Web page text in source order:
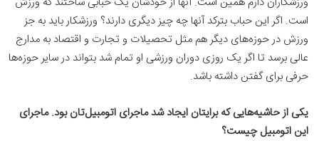
است. اگر این حباب بترکد آنها چه چیز دیگری دارند؟ ورزشکار باید به جز
ورزش در حوزه‌های دیگر هم مثل تحصیلات و تجارت و اقتصاد به مدارج
عالی برسد تا اگر یک روزی دوران ورزشی او تمام شد بتواند در سایر حوزه‌ها
حرفی برای گفتن داشته باشد.
یکی از حاشیه‌هایی که برایتان ایجاد شد ماجرای اتومبیل‌تان بود. ماجرای
این اتومبیل چیست؟